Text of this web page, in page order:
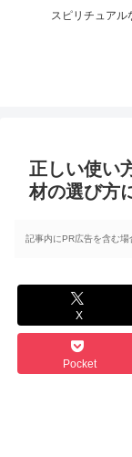
スピリチュアル
正しい使い
材の選び方
記事内にPR広告を含む場
X
Pocket